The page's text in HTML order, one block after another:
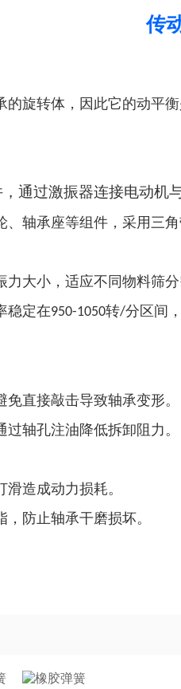
传
旋转体，因此它的动平衡
通过激振器连接电动机
轴承座等组件，采用三
大小，适应不同物料筛分
稳定在950-1050转/分区间
直接敲击导致轴承变形‌。
轴孔注油降低拆卸阻力‌。
造成动力损耗‌。
防止轴承干磨损坏‌。